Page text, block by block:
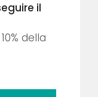
il
10% della